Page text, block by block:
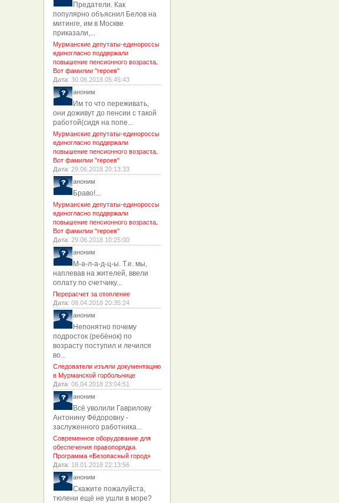
Предатели. Как
популярно объяснил Белов на
митинге, им в Москве
приказали,...
Мурманские депутаты-единороссы
единогласно поддержали
повышение пенсионного возраста.
Вот фамилии "героев"
Дата: 30.06.2018 05:45:43
аноним
Им то что переживать,
они доживут до пенсии с такой
работой(сидя на попе...
Мурманские депутаты-единороссы
единогласно поддержали
повышение пенсионного возраста.
Вот фамилии "героев"
Дата: 29.06.2018 20:13:33
аноним
Браво!...
Мурманские депутаты-единороссы
единогласно поддержали
повышение пенсионного возраста.
Вот фамилии "героев"
Дата: 29.06.2018 10:25:00
аноним
М-а-л-а-д-ц-ы. Т.е. мы,
наплевав на жителей, ввели
оплату по счетчику...
Перерасчет за отопление
Дата: 08.04.2018 20:35:24
аноним
Непонятно почему
подросток (ребёнок) по
возрасту поступил и лечился
во...
Следователи изъяли документацию
в Мурманской горбольнице
Дата: 06.04.2018 23:04:51
аноним
Всё уволили Гаврилову
Антонину Фёдоровну -
заслуженного работника...
Современное оборудование для
обеспечения правопорядка.
Программа «Безопасный город»
Дата: 18.01.2018 22:13:56
аноним
Скажите пожалуйста,
тюлени ещё не ушли в море?